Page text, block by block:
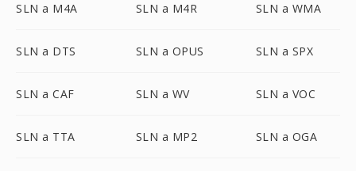
SLN a M4A SLN a M4R SLN a WMA
SLN a DTS SLN a OPUS SLN a SPX
SLN a CAF SLN a WV SLN a VOC
SLN a TTA SLN a MP2 SLN a OGA